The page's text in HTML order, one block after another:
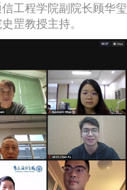
工程学院副院长顾华玺
罡教授主持。